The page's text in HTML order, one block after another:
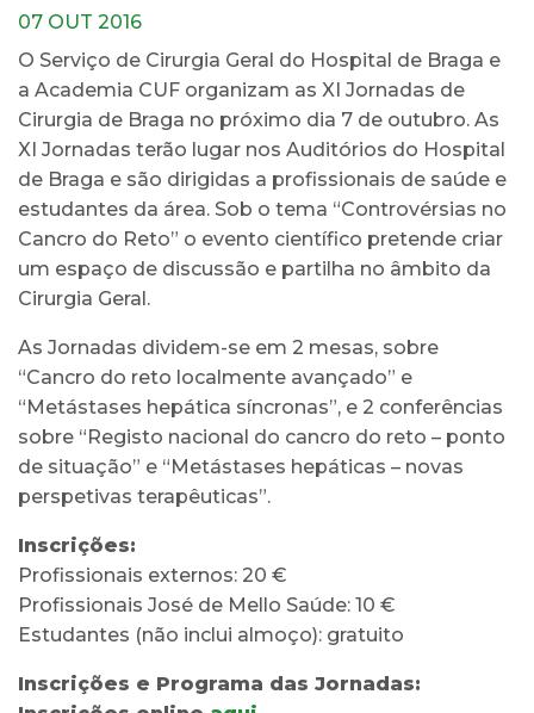
07 OUT 2016
O Serviço de Cirurgia Geral do Hospital de Braga e
a Academia CUF organizam as XI Jornadas de
Cirurgia de Braga no próximo dia 7 de outubro. As
XI Jornadas terão lugar nos Auditórios do Hospital
de Braga e são dirigidas a profissionais de saúde e
estudantes da área. Sob o tema “Controvérsias no
Cancro do Reto” o evento científico pretende criar
um espaço de discussão e partilha no âmbito da
Cirurgia Geral.
As Jornadas dividem-se em 2 mesas, sobre
“Cancro do reto localmente avançado” e
“Metástases hepática síncronas”, e 2 conferências
sobre “Registo nacional do cancro do reto – ponto
de situação” e “Metástases hepáticas – novas
perspetivas terapêuticas”.
Inscrições:
Profissionais externos: 20 €
Profissionais José de Mello Saúde: 10 €
Estudantes (não inclui almoço): gratuito
Inscrições e Programa das Jornadas: